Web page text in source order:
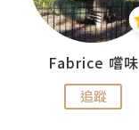
Fabrice 嚐味
追蹤